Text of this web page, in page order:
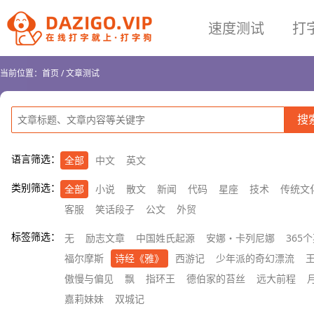
速度测试 打
当前位置： 首页/文章测试
语言筛选： 全部 中文 英文
类别筛选： 全部 小说 散文 新闻 代码 星座 技术
传统文
客服
笑话段子 公文 外贸
标签筛选： 无 励志文章 中国姓氏起源 安娜・卡列尼娜
365
福尔摩斯
诗经《雅》 西游记 少年派的奇幻漂流
傲慢与偏见
飘 指环王 德伯家的苔丝 远大前程
嘉莉妹妹
双城记